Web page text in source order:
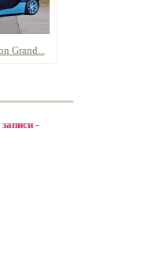
Grand...
-